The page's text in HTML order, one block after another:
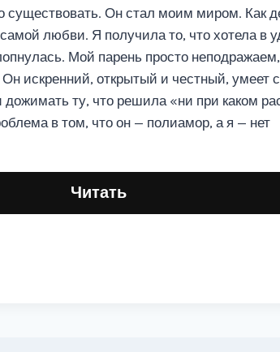
существовать. Он стал моим миром. Как
любви. Я получила то, что хотела в
Мой парень просто
искренний, открытый и честный, умеет
дожимать ту, что решила «ни при каком
в том, что он — полиамор, а я — нет
Читать